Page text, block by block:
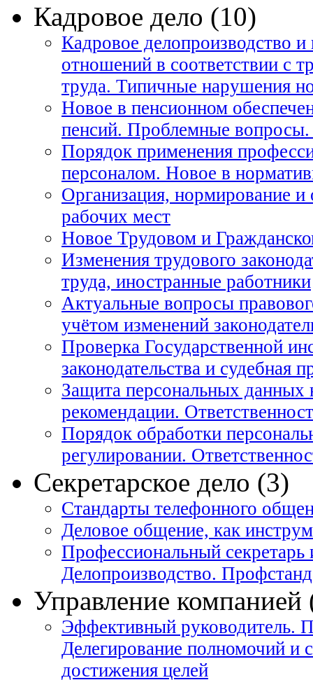
Кадровое дело (10)
Кадровое делопроизводство
отношений в соответствии с
труда. Типичные нарушения
Новое в пенсионном
пенсий. Проблемные
Порядок применения
персоналом. Новое в
Организация, нормирование
рабочих мест
Новое Трудовом и
Изменения трудового
труда, иностранные работники
Актуальные вопросы
учётом изменений
Проверка Государственной
законодательства и судебная
Защита персональных данных
рекомендации.
Порядок обработки
регулировании.
Секретарское дело (3)
Стандарты телефонного
Деловое общение, как
Профессиональный
Делопроизводство.
Управление компанией
Эффективный руководитель.
Делегирование полномочий и
достижения целей